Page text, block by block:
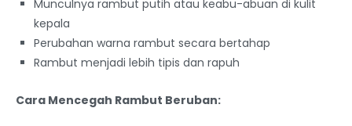
Munculnya rambut putih atau keabu-abuan di kulit
kepala
Perubahan warna rambut secara bertahap
Rambut menjadi lebih tipis dan rapuh
Cara Mencegah Rambut Beruban: